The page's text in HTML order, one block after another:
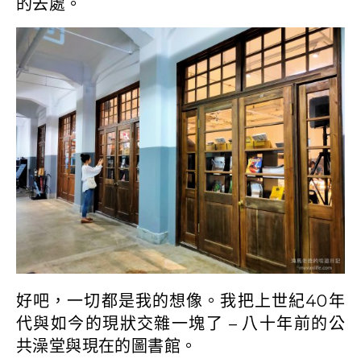
的去處。
好吧，一切都是我的想像。我把上世紀40年
代與如今的現狀交雜一塊了 – 八十年前的公
共澡堂與現在的圖書館。